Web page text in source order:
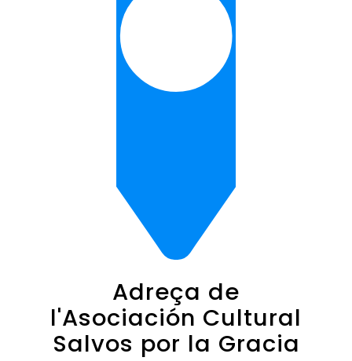
Adreça de
l'Asociación Cultural
Salvos por la Gracia